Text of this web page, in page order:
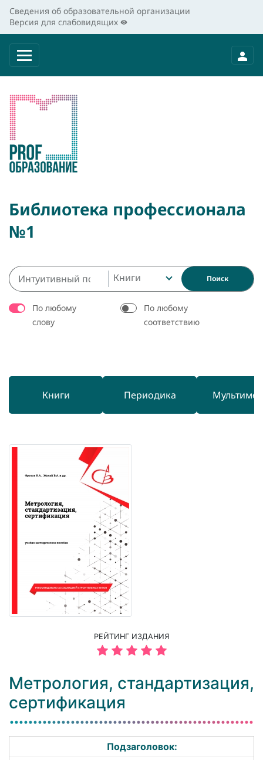
Сведения об образовательной организации
Версия для слабовидящих
Библиотека профессионала
№1
Книги Поиск
По любому
слову
По любому
соответствию
Книги Периодика
РЕЙТИНГ ИЗДАНИЯ
Метрология, стандартизация,
сертификация
Подзаголовок: